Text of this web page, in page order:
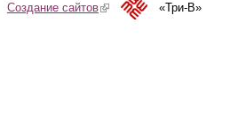
Создание сайтов(link is external)«Три-В»